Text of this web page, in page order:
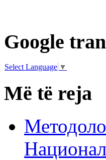
Google
Select Language ▼
Më të reja